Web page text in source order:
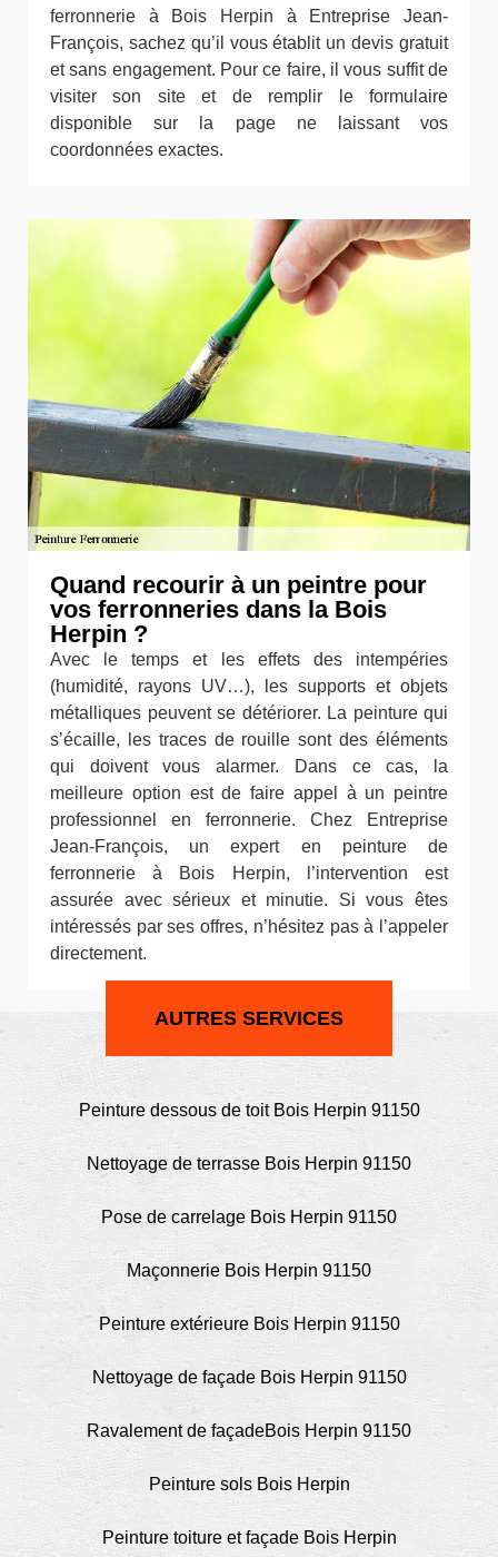
ferronnerie à Bois Herpin à Entreprise Jean-
François, sachez qu’il vous établit un devis gratuit
et sans engagement. Pour ce faire, il vous suffit de
visiter son site et de remplir le formulaire
disponible sur la page ne laissant vos
coordonnées exactes.
Quand recourir à un peintre pour
vos ferronneries dans la Bois
Herpin ?
Avec le temps et les effets des intempéries
(humidité, rayons UV…), les supports et objets
métalliques peuvent se détériorer. La peinture qui
s’écaille, les traces de rouille sont des éléments
qui doivent vous alarmer. Dans ce cas, la
meilleure option est de faire appel à un peintre
professionnel en ferronnerie. Chez Entreprise
Jean-François, un expert en peinture de
ferronnerie à Bois Herpin, l’intervention est
assurée avec sérieux et minutie. Si vous êtes
intéressés par ses offres, n’hésitez pas à l’appeler
directement.
AUTRES SERVICES
Peinture dessous de toit Bois Herpin 91150
Nettoyage de terrasse Bois Herpin 91150
Pose de carrelage Bois Herpin 91150
Maçonnerie Bois Herpin 91150
Peinture extérieure Bois Herpin 91150
Nettoyage de façade Bois Herpin 91150
Ravalement de façadeBois Herpin 91150
Peinture sols Bois Herpin
Peinture toiture et façade Bois Herpin